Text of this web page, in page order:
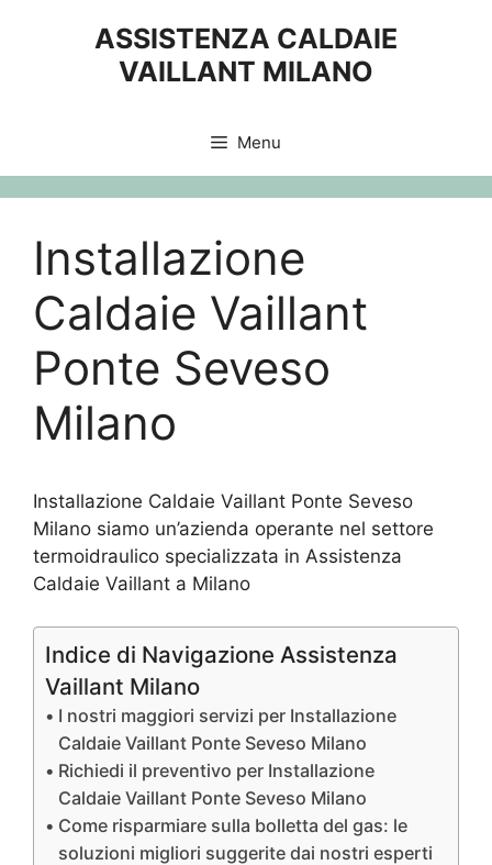
ASSISTENZA CALDAIE
VAILLANT MILANO
Menu
Installazione
Caldaie Vaillant
Ponte Seveso
Milano
Installazione Caldaie Vaillant Ponte Seveso
Milano siamo un’azienda operante nel settore
termoidraulico specializzata in Assistenza
Caldaie Vaillant a Milano
Indice di Navigazione Assistenza
Vaillant Milano
I nostri maggiori servizi per Installazione
Caldaie Vaillant Ponte Seveso Milano
Richiedi il preventivo per Installazione
Caldaie Vaillant Ponte Seveso Milano
Come risparmiare sulla bolletta del gas: le
soluzioni migliori suggerite dai nostri esperti